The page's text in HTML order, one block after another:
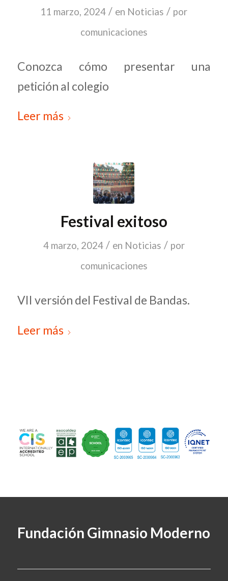
11 marzo, 2024 / en Noticias / por
comunicaciones
Conozca cómo presentar una
petición al colegio
Leer más
Festival exitoso
4 marzo, 2024 / en Noticias / por
comunicaciones
VII versión del Festival de Bandas.
Leer más
Fundación Gimnasio Moderno